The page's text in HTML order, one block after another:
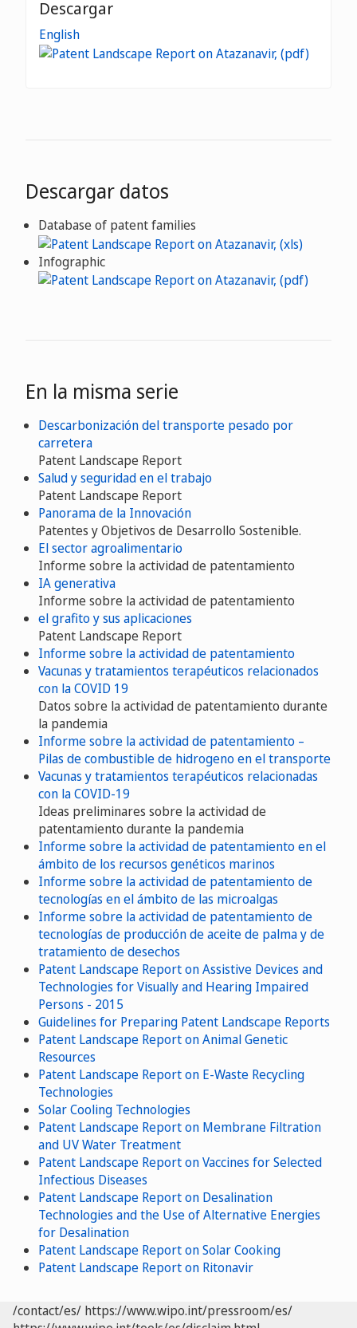
Descargar
English
Descargar datos
Database of patent families
Infographic
En la misma serie
Descarbonización del transporte pesado por
carretera
Patent Landscape Report
Salud y seguridad en el trabajo
Patent Landscape Report
Panorama de la Innovación
Patentes y Objetivos de Desarrollo Sostenible.
El sector agroalimentario
Informe sobre la actividad de patentamiento
IA generativa
Informe sobre la actividad de patentamiento
el grafito y sus aplicaciones
Patent Landscape Report
Informe sobre la actividad de patentamiento
Vacunas y tratamientos terapéuticos relacionados
con la COVID 19
Datos sobre la actividad de patentamiento durante
la pandemia
Informe sobre la actividad de patentamiento –
Pilas de combustible de hidrogeno en el transporte
Vacunas y tratamientos terapéuticos relacionadas
con la COVID-19
Ideas preliminares sobre la actividad de
patentamiento durante la pandemia
Informe sobre la actividad de patentamiento en el
ámbito de los recursos genéticos marinos
Informe sobre la actividad de patentamiento de
tecnologías en el ámbito de las microalgas
Informe sobre la actividad de patentamiento de
tecnologías de producción de aceite de palma y de
tratamiento de desechos
Patent Landscape Report on Assistive Devices and
Technologies for Visually and Hearing Impaired
Persons - 2015
Guidelines for Preparing Patent Landscape Reports
Patent Landscape Report on Animal Genetic
Resources
Patent Landscape Report on E-Waste Recycling
Technologies
Solar Cooling Technologies
Patent Landscape Report on Membrane Filtration
and UV Water Treatment
Patent Landscape Report on Vaccines for Selected
Infectious Diseases
Patent Landscape Report on Desalination
Technologies and the Use of Alternative Energies
for Desalination
Patent Landscape Report on Solar Cooking
Patent Landscape Report on Ritonavir
/contact/es/ https://www.wipo.int/pressroom/es/